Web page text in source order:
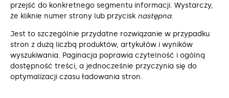
przejść do konkretnego segmentu informacji. Wystarczy,
że kliknie numer strony lub przycisk następna.
Jest to szczególnie przydatne rozwiązanie w przypadku
stron z dużą liczbą produktów, artykułów i wyników
wyszukiwania. Paginacja poprawia czytelność i ogólną
dostępność treści, a jednocześnie przyczynia się do
optymalizacji czasu ładowania stron.